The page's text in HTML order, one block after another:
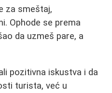
za smeštaj,
Ophode se prema
da uzmeš pare, a
pozitivna iskustva i da
turista, već u